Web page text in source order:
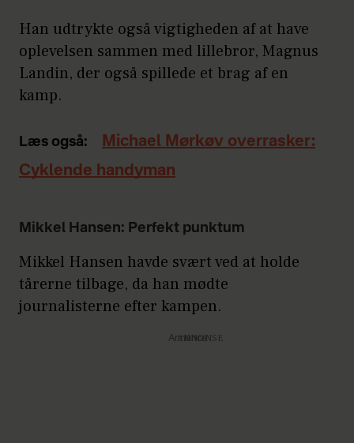
Han udtrykte også vigtigheden af at have
oplevelsen sammen med lillebror, Magnus
Landin, der også spillede et brag af en
kamp.
Læs også:
Michael Mørkøv overrasker:
Cyklende handyman
Mikkel Hansen: Perfekt punktum
Mikkel Hansen havde svært ved at holde
tårerne tilbage, da han mødte
journalisterne efter kampen.
Annonce